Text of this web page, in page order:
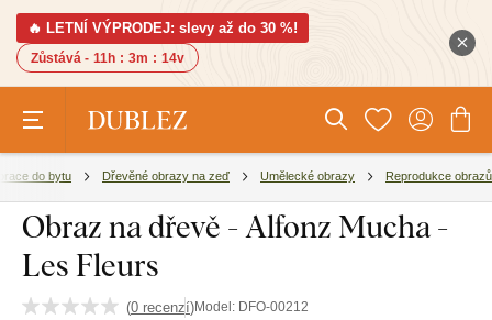
🔥 LETNÍ VÝPRODEJ: slevy až do 30 %!
Zůstává - 11h : 3m : 13v
do bytu Dřevěné obrazy na zeď Umělecké obrazy Reprodukce obrazů
Obraz na dřevě - Alfonz Mucha -
Les Fleurs
(0 recenzí)Model: DFO-00212